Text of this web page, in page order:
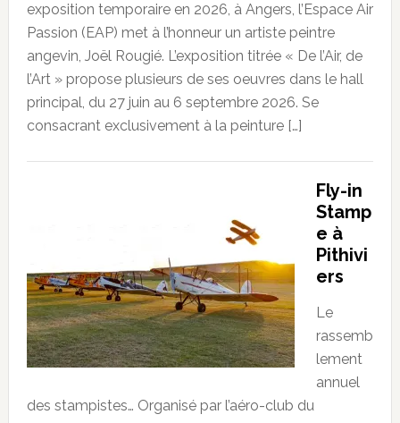
exposition temporaire en 2026, à Angers, l’Espace Air
Passion (EAP) met à l’honneur un artiste peintre
angevin, Joël Rougié. L’exposition titrée « De l’Air, de
l’Art » propose plusieurs de ses oeuvres dans le hall
principal, du 27 juin au 6 septembre 2026. Se
consacrant exclusivement à la peinture […]
Fly-in
Stamp
e à
Pithivi
ers
Le
rassemb
lement
annuel
des stampistes… Organisé par l’aéro-club du